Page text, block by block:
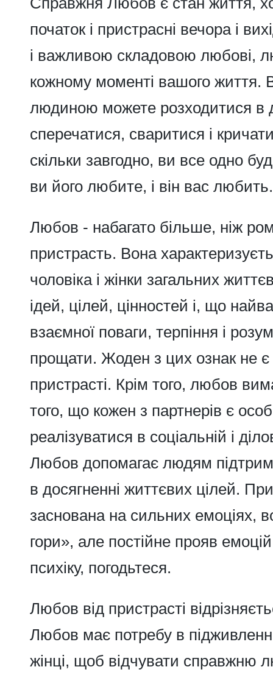
початок і пристрасні вечора і
і важливою складовою любові,
кожному моменті вашого життя.
людиною можете розходитися в
сперечатися, сваритися і
скільки завгодно, ви все одно
ви його любите, і він вас любить.
Любов - набагато більше, ніж
пристрасть. Вона
чоловіка і жінки загальних
ідей, цілей, цінностей і, що
взаємної поваги, терпіння і
прощати. Жоден з цих ознак не
пристрасті. Крім того, любов
того, що кожен з партнерів є
реалізуватися в соціальній і
Любов допомагає людям
в досягненні життєвих цілей.
заснована на сильних емоціях,
гори», але постійне прояв
психіку, погодьтеся.
Любов від пристрасті
Любов має потребу в
жінці, щоб відчувати справжню